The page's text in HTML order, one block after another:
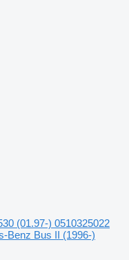
(01.97-) 0510325022
Benz Bus II (1996-)